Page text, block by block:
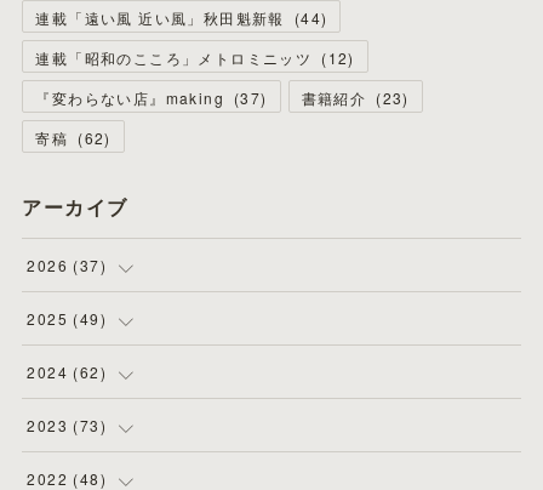
連載「遠い風 近い風」秋田魁新報
(44)
連載「昭和のこころ」メトロミニッツ
(12)
『変わらない店』making
(37) 書籍紹介 (23)
寄稿 (62)
アーカイブ
2026 (37)
(4)
(8)
(2)
( 11
2025 (49)
(3)
(4)
(3)
2024 (62)
(4)
(5)
2023 (73)
(8)
2022 (48)